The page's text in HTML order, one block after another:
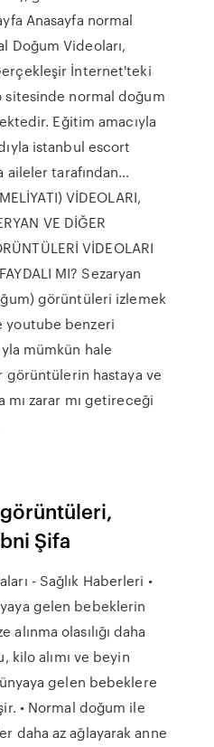
Anasayfa normal
Doğum Videoları,
İnternet'teki
normal doğum
Eğitim amacıyla
istanbul escort
aileler tarafından…
VİDEOLARI,
VE DİĞER
VİDEOLARI
MI? Sezaryan
görüntüleri izlemek
benzeri
mümkün hale
hastaya ve
mı zarar mı getireceği
Şifa
- Sağlık Haberleri •
gelen bebeklerin
olasılığı daha
kilo alımı ve beyin
gelen bebeklere
• Normal doğum ile
daha az ağlayarak anne